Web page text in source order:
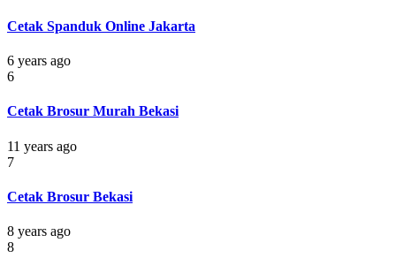
Cetak Spanduk Online Jakarta
6 years ago
6
Cetak Brosur Murah Bekasi
11 years ago
7
Cetak Brosur Bekasi
8 years ago
8